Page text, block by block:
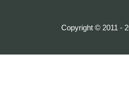
Copyright © 2011 -